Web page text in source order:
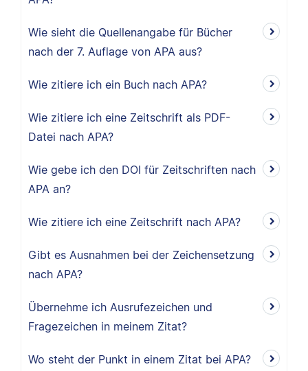
Wie sieht die Quellenangabe für Bücher
nach der 7. Auflage von APA aus?
Wie zitiere ich ein Buch nach APA?
Wie zitiere ich eine Zeitschrift als PDF-
Datei nach APA?
Wie gebe ich den DOI für Zeitschriften nach
APA an?
Wie zitiere ich eine Zeitschrift nach APA?
Gibt es Ausnahmen bei der Zeichensetzung
nach APA?
Übernehme ich Ausrufezeichen und
Fragezeichen in meinem Zitat?
Wo steht der Punkt in einem Zitat bei APA?